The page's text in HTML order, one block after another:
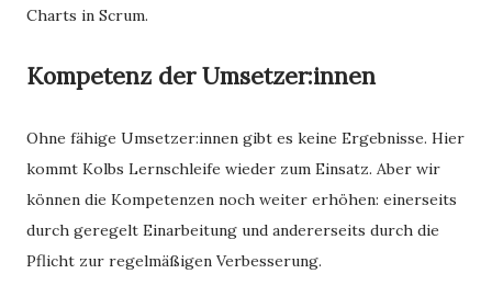
Charts in Scrum.
Kompetenz der Umsetzer:innen
Ohne fähige Umsetzer:innen gibt es keine Ergebnisse. Hier
kommt Kolbs Lernschleife wieder zum Einsatz. Aber wir
können die Kompetenzen noch weiter erhöhen: einerseits
durch geregelt Einarbeitung und andererseits durch die
Pflicht zur regelmäßigen Verbesserung.